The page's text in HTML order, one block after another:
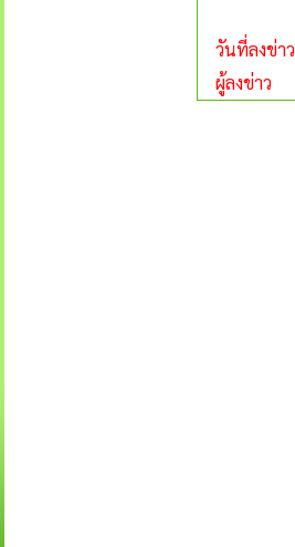
วันที่ลงข่าว
ผู้ลงข่าว